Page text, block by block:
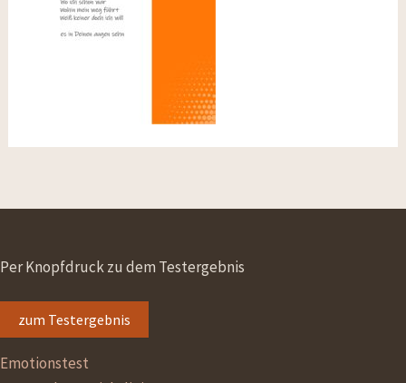
Per Knopfdruck zu dem Testergebnis
zum Testergebnis
Emotionstest